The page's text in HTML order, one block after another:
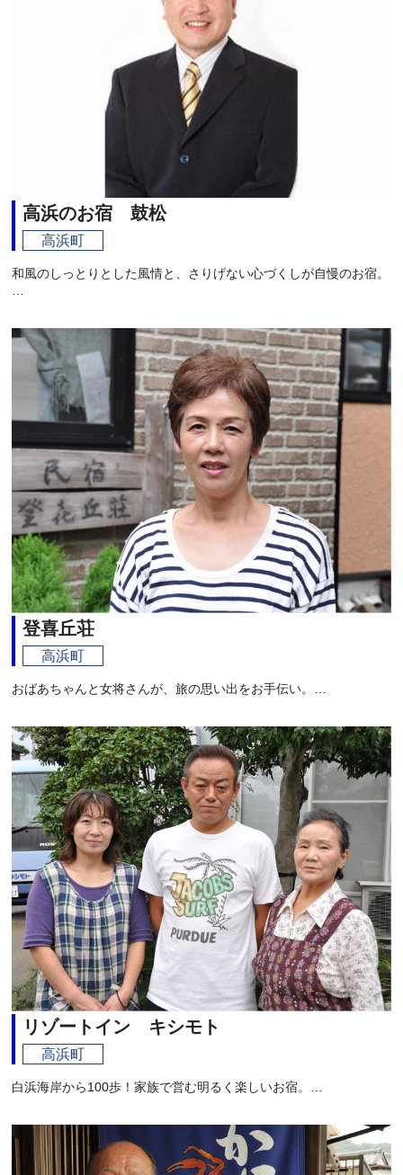
高浜のお宿 鼓松
高浜町
和風のしっとりとした風情と、さりげない心づくしが自慢のお宿。
登喜丘荘
高浜町
おばあちゃんと女将さんが、旅の思い出をお手伝い。…
リゾートイン キシモト
高浜町
白浜海岸から100歩！家族で営む明るく楽しいお宿。…